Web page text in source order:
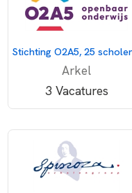
Arkel
3 Vacatures